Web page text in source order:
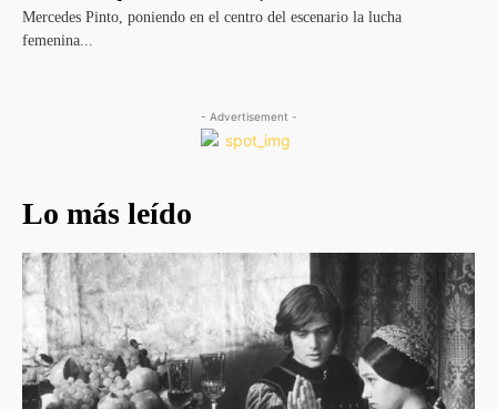
Mercedes Pinto, poniendo en el centro del escenario la lucha
femenina...
- Advertisement -
Lo más leído